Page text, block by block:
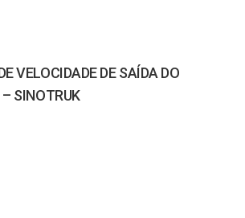
VELOCIDADE DE SAÍDA DO
SINOTRUK